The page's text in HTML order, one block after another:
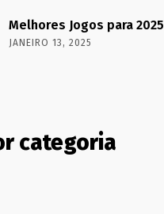
Melhores Jogos para 2025
JANEIRO 13, 2025
categoria